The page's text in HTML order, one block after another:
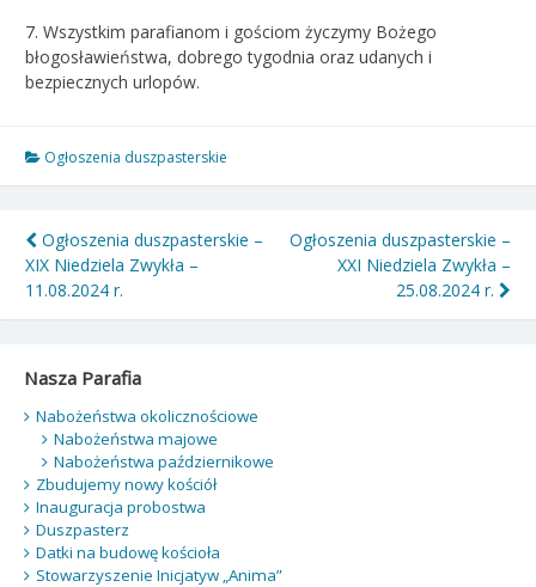
7. Wszystkim parafianom i gościom życzymy Bożego
błogosławieństwa, dobrego tygodnia oraz udanych i
bezpiecznych urlopów.
Ogłoszenia duszpasterskie
Nawigacja
wpisu
Ogłoszenia duszpasterskie –
XIX Niedziela Zwykła –
11.08.2024 r.
Ogłoszenia duszpasterskie –
XXI Niedziela Zwykła –
25.08.2024 r.
Nasza Parafia
Nabożeństwa okolicznościowe
Nabożeństwa majowe
Nabożeństwa październikowe
Zbudujemy nowy kościół
Inauguracja probostwa
Duszpasterz
Datki na budowę kościoła
Stowarzyszenie Inicjatyw „Anima”